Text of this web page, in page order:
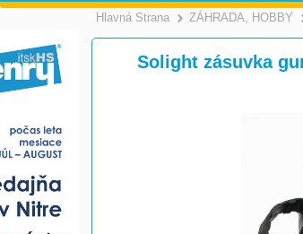
Hlavná Strana >
ZÁHRADA, HOBBY
Solight zásuvka